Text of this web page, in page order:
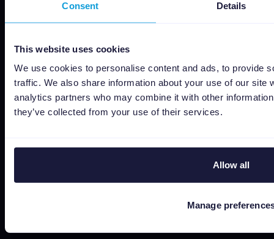
Consent Details
This website uses cookies
We use cookies to personalise content and ads, to provide
traffic. We also share information about your use of our site
analytics partners who may combine it with other
they’ve collected from your use of their services.
Allow all
Manage
Sicurezza dei dati
Subprocessors
Bug bounty
Gestione dei cookie
Do Not Sell or Share My Personal Information